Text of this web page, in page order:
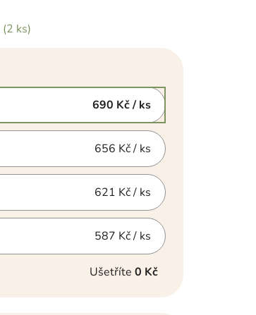
(2 ks)
690 Kč/ ks
656 Kč/ ks
621 Kč/ ks
587 Kč/ ks
Ušetříte 0 Kč